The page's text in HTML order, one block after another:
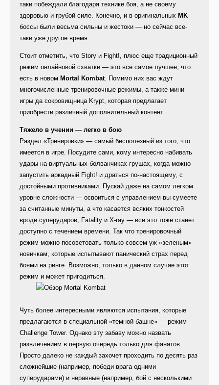
таки побеждали благодаря технике боя, а не своему
здоровью и грубой силе. Конечно, и в оригинальных MK
боссы были весьма сильны и жестоки — но сейчас все-
таки уже другое время.
Стоит отметить, что Story и Fight!, плюс еще традиционный
режим онлайновой схватки — это все самое лучшее, что
есть в новом Mortal Kombat. Помимо них вас ждут
многочисленные тренировочные режимы, а также мини-
игры да сокровищница Krypt, которая предлагает
приобрести различный дополнительный контент.
Тяжело в учении — легко в бою
Раздел «Тренировки» — самый бесполезный из того, что
имеется в игре. Посудите сами, кому интересно набивать
удары на виртуальных болванчиках-грушах, когда можно
запустить аркадный Fight! и драться по-настоящему, с
достойными противниками. Пускай даже на самом легком
уровне сложности — освоиться с управлением вы сумеете
за считанные минуты, а что касается всяких тонкостей
вроде суперударов, Fatality и X-ray — все это тоже станет
доступно с течением времени. Так что тренировочный
режим можно посоветовать только совсем уж «зеленым»
новичкам, которые испытывают панический страх перед
боями на ринге. Возможно, только в данном случае этот
режим и может пригодиться.
Чуть более интересными являются испытания, которые
предлагаются в специальной «темной башне» — режим
Challenge Tower. Однако эту забаву можно назвать
развлечением в первую очередь только для фанатов.
Просто далеко не каждый захочет проходить по десять раз
сложнейшие (например, победи врага одними
суперударами) и неравные (например, бой с несколькими